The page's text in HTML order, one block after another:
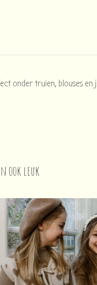
onder truien, blouses en
ook leuk